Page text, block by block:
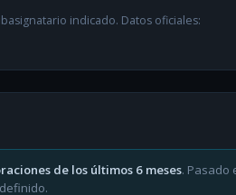
indicado. Datos oficiales:
de los últimos 6 meses. Pasado